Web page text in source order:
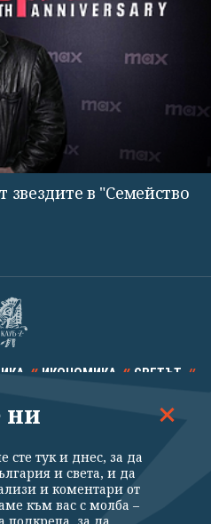
в "Семейство
ИКОНОМИКА СВЕТЪТ
КАЛЕЙДОСКОП
ни
сте тук и днес, за да
и света, и да
и коментари от
към вас с молба –